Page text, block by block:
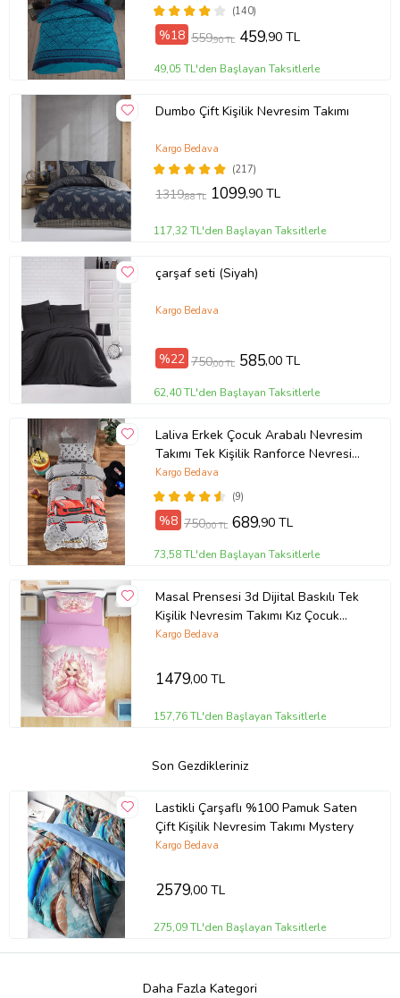
(140)
%18 559,90 TL 459,90 TL
49,05 TL'den Başlayan Taksitlerle
Dumbo Çift Kişilik Nevresim Takımı
(217)
Kargo Bedava
1319,88 TL 1099,90 TL
117,32 TL'den Başlayan Taksitlerle
çarşaf seti (Siyah)
Kargo Bedava
%22 750,00 TL 585,00 TL
62,40 TL'den Başlayan Taksitlerle
Laliva Erkek Çocuk Arabalı Nevresim
Takımı Tek Kişilik Ranforce Nevresim
Takımı
(9)
Kargo Bedava
%8 750,00 TL 689,90 TL
73,58 TL'den Başlayan Taksitlerle
Masal Prensesi 3d Dijital Baskılı Tek
Kişilik Nevresim Takımı Kız Çocuk
Genç Odası (Pudra Pembe)
Kargo Bedava
1479,00 TL
157,76 TL'den Başlayan Taksitlerle
Son Gezdikleriniz
Lastikli Çarşaflı %100 Pamuk Saten
Çift Kişilik Nevresim Takımı Mystery
Kargo Bedava
2579,00 TL
275,09 TL'den Başlayan Taksitlerle
Daha Fazla Kategori